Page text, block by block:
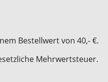
Bestellwert von 40,- €.
Mehrwertsteuer.